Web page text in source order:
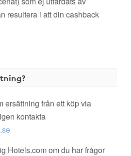
resultera i att din cashback
ersättning från ett köp via
kontakta
Hotels.com om du har frågor